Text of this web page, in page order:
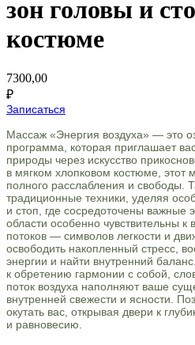
зон головы и
костюме
7300,00
₽
Записаться
Массаж «Энергия воздуха» — это
программа, которая приглашает
природы через искусство
в мягком хлопковом костюме, этот
полного расслабления и свободы.
традиционные техники, уделяя
и стоп, где сосредоточены важные
области особенно чувствительны
потоков — символов легкости и
освободить накопленный стресс,
энергии и найти внутренний
к обретению гармонии с собой,
поток воздуха наполняют ваше
внутренней свежести и ясности.
окутать вас, открывая двери к
и равновесию.